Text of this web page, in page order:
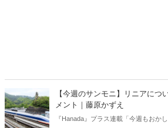
【今週のサンモニ】リニアにつ
メント｜藤原かずえ
『Hanada』プラス連載「今週もおか